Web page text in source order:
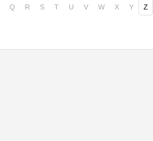
Q R S T U V W X Y Z